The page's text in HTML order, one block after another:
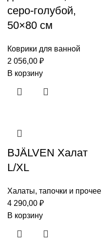
серо-голубой,
50×80 см
Коврики для ванной
2 056,00 ₽
В корзину
BJÄLVEN Халат
L/XL
Халаты, тапочки и прочее
4 290,00 ₽
В корзину